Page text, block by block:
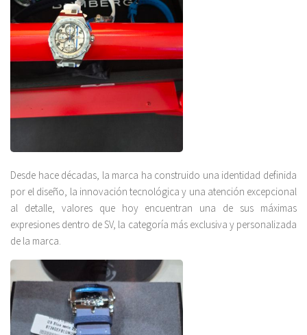
Desde hace décadas, la marca ha construido una identidad definida
por el diseño, la innovación tecnológica y una atención excepcional
al detalle, valores que hoy encuentran una de sus máximas
expresiones dentro de SV, la categoría más exclusiva y personalizada
de la marca.